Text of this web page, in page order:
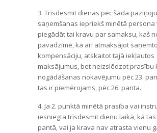
3. Trīsdesmit dienas pēc šāda
saņemšanas iepriekš minētā
piegādāt tai kravu par samaksu, kaš
pavadzīmē, kā arī atmaksājot saņemto
kompensāciju, atskaitot tajā iekļautos
maksājumus, bet neizslēdzot prasību
nogādāšanas nokavējumu pēc 23.
tas ir piemērojams, pēc 26. panta.
4. Ja 2. punktā minētā prasība vai
iesniegta trīsdesmit dienu laikā, kā
pantā, vai ja krava nav atrasta vienu